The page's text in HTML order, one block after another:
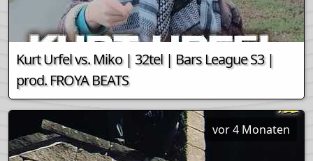
Kurt Urfel vs. Miko | 32tel | Bars League S3 |
prod. FROYA BEATS
vor 4 Monaten